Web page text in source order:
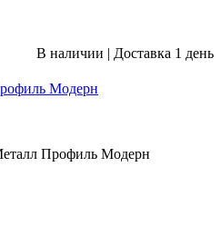
В наличии | Доставка 1 день
Модерн
Профиль Модерн